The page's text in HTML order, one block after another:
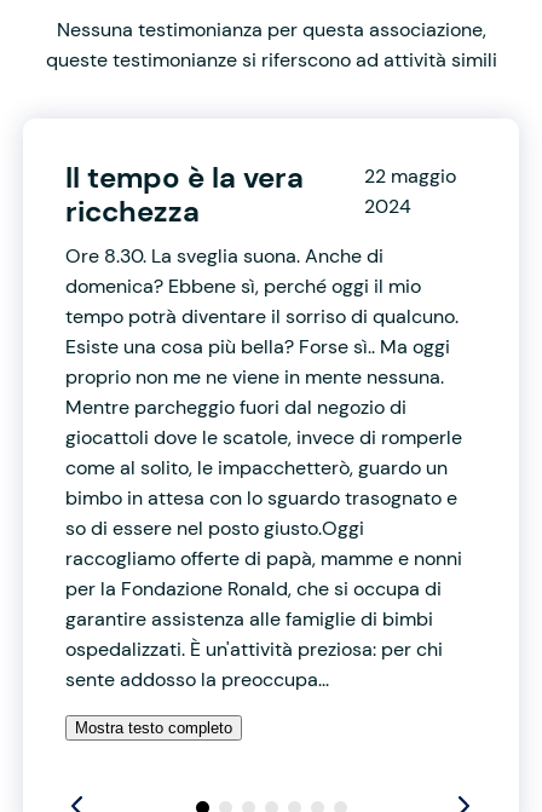
Nessuna testimonianza per questa associazione,
queste testimonianze si riferscono ad attività simili
Il tempo è la vera
ricchezza
22 maggio
2024
Ore 8.30. La sveglia suona. Anche di
domenica? Ebbene sì, perché oggi il mio
tempo potrà diventare il sorriso di qualcuno.
Esiste una cosa più bella? Forse sì.. Ma oggi
proprio non me ne viene in mente nessuna.
Mentre parcheggio fuori dal negozio di
giocattoli dove le scatole, invece di romperle
come al solito, le impacchetterò, guardo un
bimbo in attesa con lo sguardo trasognato e
so di essere nel posto giusto.Oggi
raccogliamo offerte di papà, mamme e nonni
per la Fondazione Ronald, che si occupa di
garantire assistenza alle famiglie di bimbi
ospedalizzati. È un'attività preziosa: per chi
sente addosso la preoccupa...
Mostra testo completo